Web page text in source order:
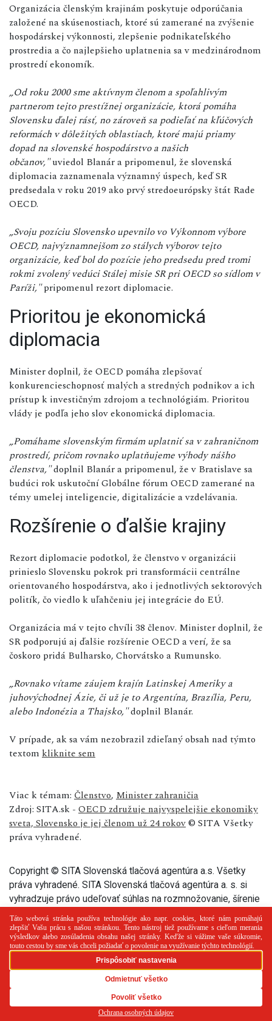
Organizácia členským krajinám poskytuje odporúčania
založené na skúsenostiach, ktoré sú zamerané na zvýšenie
hospodárskej výkonnosti, zlepšenie podnikateľského
prostredia a čo najlepšieho uplatnenia sa v medzinárodnom
prostredí ekonomík.
„Od roku 2000 sme aktívnym členom a spoľahlivým
partnerom tejto prestížnej organizácie, ktorá pomáha
Slovensku ďalej rásť, no zároveň sa podieľať na kľúčových
reformách v dôležitých oblastiach, ktoré majú priamy
dopad na slovenské hospodárstvo a našich
občanov,"uviedol Blanár a pripomenul, že slovenská
diplomacia zaznamenala významný úspech, keď SR
predsedala v roku 2019 ako prvý stredoeurópsky štát Rade
OECD.
„Svoju pozíciu Slovensko upevnilo vo Výkonnom výbore
OECD, najvýznamnejšom zo stálych výborov tejto
organizácie, keď bol do pozície jeho predsedu pred tromi
rokmi zvolený vedúci Stálej misie SR pri OECD so sídlom v
Paríži,"pripomenul rezort diplomacie.
Prioritou je ekonomická
diplomacia
Minister doplnil, že OECD pomáha zlepšovať
konkurencieschopnosť malých a stredných podnikov a ich
prístup k investičným zdrojom a technológiám. Prioritou
vlády je podľa jeho slov ekonomická diplomacia.
„Pomáhame slovenským firmám uplatniť sa v zahraničnom
prostredí, pričom rovnako uplatňujeme výhody nášho
členstva,"doplnil Blanár a pripomenul, že v Bratislave sa
budúci rok uskutoční Globálne fórum OECD zamerané na
témy umelej inteligencie, digitalizácie a vzdelávania.
Rozšírenie o ďalšie krajiny
Rezort diplomacie podotkol, že členstvo v organizácii
prinieslo Slovensku pokrok pri transformácii centrálne
orientovaného hospodárstva, ako i jednotlivých sektorových
politík, čo viedlo k uľahčeniu jej integrácie do EÚ.
Organizácia má v tejto chvíli 38 členov. Minister doplnil, že
SR podporujú aj ďalšie rozšírenie OECD a verí, že sa
čoskoro pridá Bulharsko, Chorvátsko a Rumunsko.
„Rovnako vítame záujem krajín Latinskej Ameriky a
juhovýchodnej Ázie, či už je to Argentína, Brazília, Peru,
alebo Indonézia a Thajsko,"doplnil Blanár.
V prípade, ak sa vám nezobrazil zdieľaný obsah nad týmto
textom kliknite sem
Viac k témam: Členstvo, Minister zahraničia
Zdroj: SITA.sk - OECD združuje najvyspelejšie ekonomiky
sveta, Slovensko je jej členom už 24 rokov© SITA Všetky
práva vyhradené.
Copyright © SITA Slovenská tlačová agentúra a.s. Všetky
práva vyhradené. SITA Slovenská tlačová agentúra a. s. si
vyhradzuje právo udeľovať súhlas na rozmnožovanie, šírenie
PR článok
používania cookies
RSS